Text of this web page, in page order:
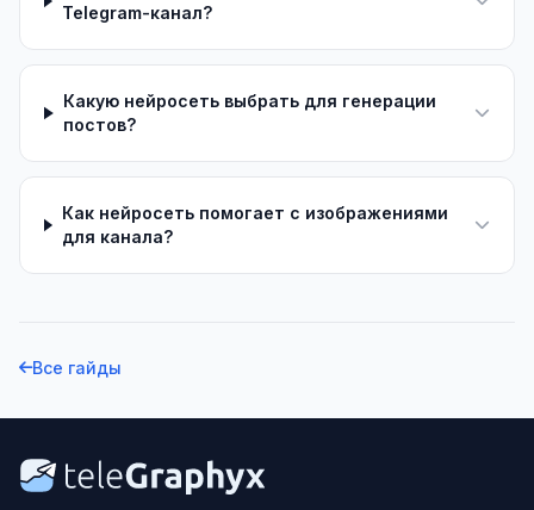
Telegram-канал?
Какую нейросеть выбрать для генерации
постов?
Как нейросеть помогает с изображениями
для канала?
Все гайды